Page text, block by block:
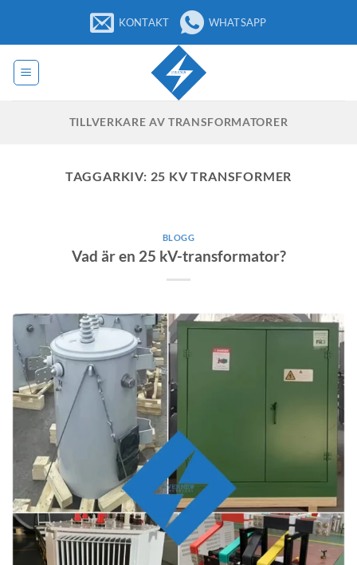
innehåll
KONTAKT WHATSAPP
TILLVERKARE AV TRANSFORMATORER
TAGGARKIV: 25 KV TRANSFORMER
BLOGG
Vad är en 25 kV-transformator?